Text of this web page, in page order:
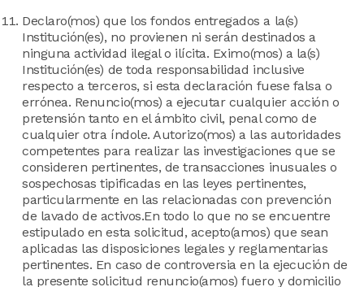
Declaro(mos) que los fondos entregados a la(s)
Institución(es), no provienen ni serán destinados a
ninguna actividad ilegal o ilícita. Eximo(mos) a la(s)
Institución(es) de toda responsabilidad inclusive
respecto a terceros, si esta declaración fuese falsa o
errónea. Renuncio(mos) a ejecutar cualquier acción o
pretensión tanto en el ámbito civil, penal como de
cualquier otra índole. Autorizo(mos) a las autoridades
competentes para realizar las investigaciones que se
consideren pertinentes, de transacciones inusuales o
sospechosas tipificadas en las leyes pertinentes,
particularmente en las relacionadas con prevención
de lavado de activos.En todo lo que no se encuentre
estipulado en esta solicitud, acepto(amos) que sean
aplicadas las disposiciones legales y reglamentarias
pertinentes. En caso de controversia en la ejecución de
la presente solicitud renuncio(amos) fuero y domicilio